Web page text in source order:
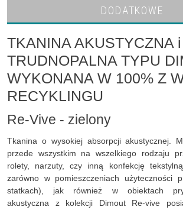
DODATKOWE
TKANINA AKUSTYCZNA i
TRUDNOPALNA TYPU
WYKONANA W 100% Z
RECYKLINGU
Re-Vive - zielony
Tkanina o wysokiej absorpcji akustycznej.
przede wszystkim na wszelkiego rodzaju
rolety, narzuty, czy inną konfekcję
zarówno w pomieszczeniach użyteczności
statkach), jak również w obiektach
akustyczna z kolekcji Dimout Re-vive